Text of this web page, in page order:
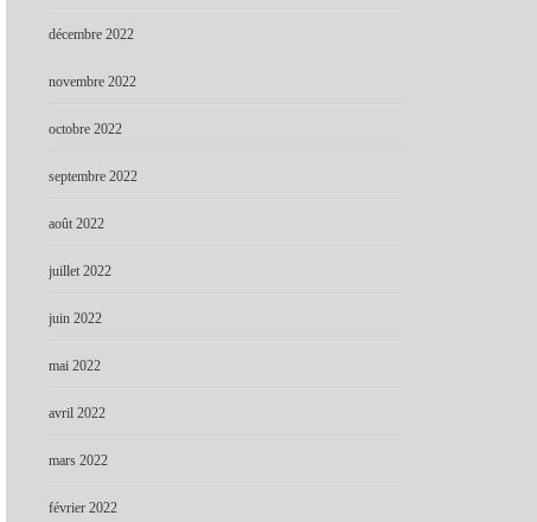
décembre 2022
novembre 2022
octobre 2022
septembre 2022
août 2022
juillet 2022
juin 2022
mai 2022
avril 2022
mars 2022
février 2022